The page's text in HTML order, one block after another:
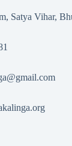
Satya Vihar,